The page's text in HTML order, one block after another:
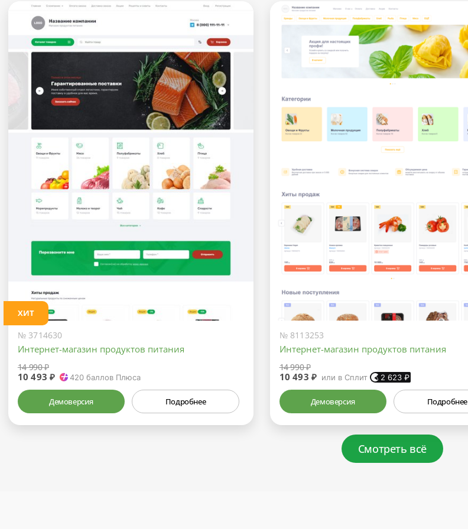
ХИТ
№ 3714630
Интернет-магазин продуктов питания
14 990 ₽
10 493 ₽ 420 баллов Плюса
Демоверсия Подробнее
№ 8113253
Интернет-магазин продуктов питания
14 990 ₽
10 493 ₽ или в Сплит 2 623 ₽
Демоверсия Подробнее
Смотреть всё